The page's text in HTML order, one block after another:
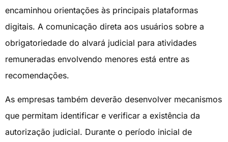
encaminhou orientações às principais plataformas
digitais. A comunicação direta aos usuários sobre a
obrigatoriedade do alvará judicial para atividades
remuneradas envolvendo menores está entre as
recomendações.
As empresas também deverão desenvolver mecanismos
que permitam identificar e verificar a existência da
autorização judicial. Durante o período inicial de